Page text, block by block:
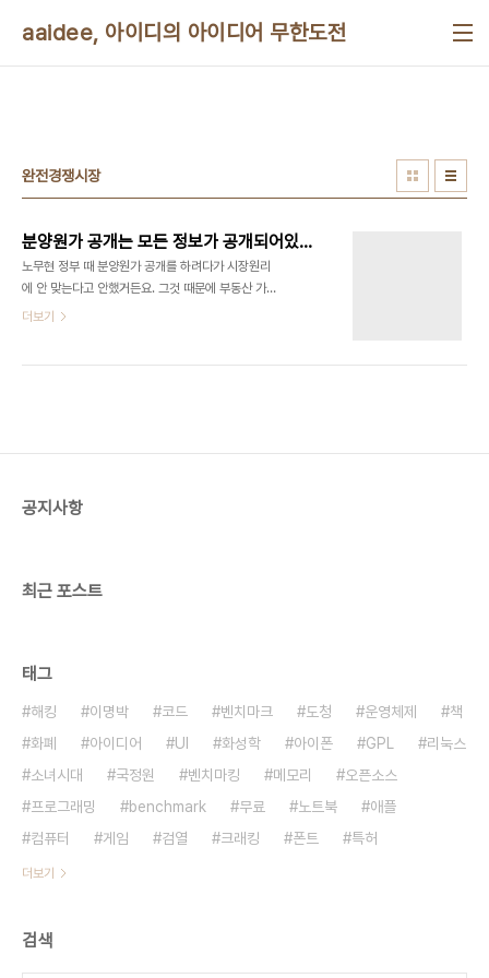
aaidee, 아이디의 아이디어 무한도전
완전경쟁시장
분양원가 공개는 모든 정보가 공개되어있는 완전경쟁시장과 비슷한 것인가?
노무현 정부 때 분양원가 공개를 하려다가 시장원리
에 안 맞는다고 안했거든요. 그것 때문에 부동산 가격
못 잡았습니다. 그런데 제가 알기로는 완전경쟁시장
큰 속박이 전제되어야 한다고 합니다. 그래서 자유란
더보기
공지사항
최근 포스트
태그
해킹 이명박 코드 벤치마크 도청 운영체제
책
화폐
아이디어 UI 화성학 아이폰 GPL
리눅스
소녀시대
국정원 벤치마킹 메모리
오픈소스
프로그래밍
benchmark 무료 노트북
애플
컴퓨터
게임 검열 크래킹 폰트 특허
더보기
검색